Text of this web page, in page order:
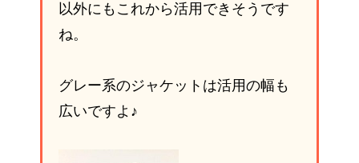
以外にもこれから活用できそうです
ね。
グレー系のジャケットは活用の幅も
広いですよ♪